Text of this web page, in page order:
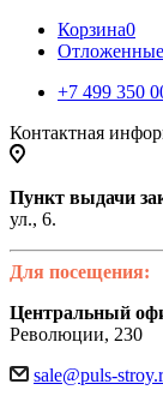
Корзина0
Отложенные
+7 499 350
Контактная
Пункт выдачи
ул., 6.
Для посещения:
Центральный
Революции, 230
sale@puls-